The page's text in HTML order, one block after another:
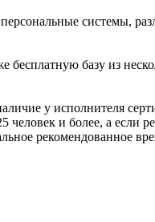
системы,
бесплатную базу из
у исполнителя
и более, а если
рекомендованное